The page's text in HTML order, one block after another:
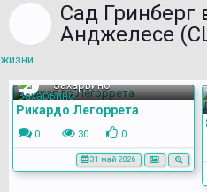
Сад Гринберг
Анджелесе
Захарьино
Рикардо Легоррета
0 30 0
31 май 2026